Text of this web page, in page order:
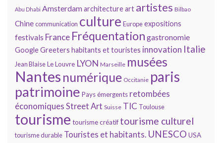
Abu Dhabi Amsterdamarchitectureart artistes Bilbao
Chinecommunication culture Europeexpositions
festivals France Fréquentation gastronomie
GoogleGreeters habitants et touristes innovation Italie
Jean BlaiseLe Louvre LYON Marseille musées
Nantes numérique Occitanie paris
patrimoine Pays émergents retombées
économiques Street Art Suisse TIC Toulouse
tourisme tourisme créatif tourisme culturel
tourisme durable Touristes et habitants. UNESCO USA